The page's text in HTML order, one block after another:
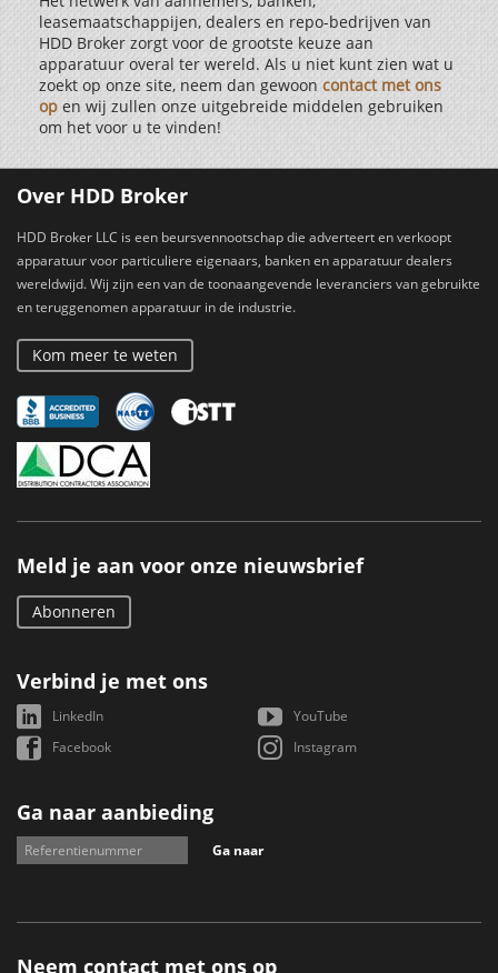
leasemaatschappijen, dealers en repo-bedrijven van
HDD Broker zorgt voor de grootste keuze aan
apparatuur overal ter wereld. Als u niet kunt zien wat u
zoekt op onze site, neem dan gewoon contact met ons
op en wij zullen onze uitgebreide middelen gebruiken
om het voor u te vinden!
Over HDD Broker
HDD Broker LLC is een beursvennootschap die adverteert en verkoopt
apparatuur voor particuliere eigenaars, banken en apparatuur dealers
wereldwijd. Wij zijn een van de toonaangevende leveranciers van gebruikte
en teruggenomen apparatuur in de industrie.
Kom meer te weten
Meld je aan voor onze nieuwsbrief
Abonneren
Verbind je met ons
LinkedIn
YouTube
Facebook
Instagram
Ga naar aanbieding
Ga naar
Neem contact met ons op